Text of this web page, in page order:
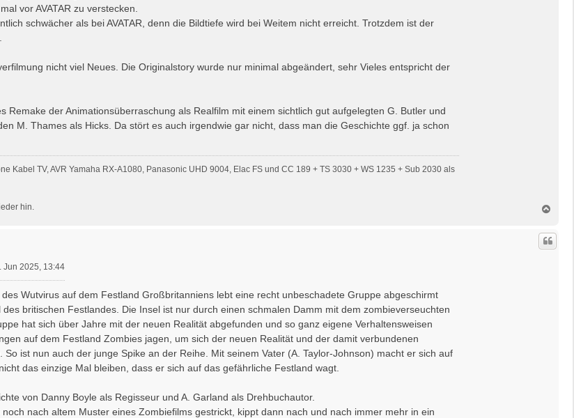
vor AVATAR zu verstecken.
schwächer als bei AVATAR, denn die Bildtiefe wird bei Weitem nicht erreicht. Trotzdem ist der
nicht viel Neues. Die Originalstory wurde nur minimal abgeändert, sehr Vieles entspricht der
Remake der Animationsüberraschung als Realfilm mit einem sichtlich gut aufgelegten G. Butler und
M. Thames als Hicks. Da stört es auch irgendwie gar nicht, dass man die Geschichte ggf. ja schon
Kabel TV, AVR Yamaha RX-A1080, Panasonic UHD 9004, Elac FS und CC 189 + TS 3030 + WS 1235 + Sub 2030 als
hin.
c
o
Jun 2025, 13:44
Wutvirus auf dem Festland Großbritanniens lebt eine recht unbeschadete Gruppe abgeschirmt
britischen Festlandes. Die Insel ist nur durch einen schmalen Damm mit dem zombieverseuchten
hat sich über Jahre mit der neuen Realität abgefunden und so ganz eigene Verhaltensweisen
auf dem Festland Zombies jagen, um sich der neuen Realität und der damit verbundenen
ist nun auch der junge Spike an der Reihe. Mit seinem Vater (A. Taylor-Johnson) macht er sich auf
das einzige Mal bleiben, dass er sich auf das gefährliche Festland wagt.
von Danny Boyle als Regisseur und A. Garland als Drehbuchautor.
nach altem Muster eines Zombiefilms gestrickt, kippt dann nach und nach immer mehr in ein